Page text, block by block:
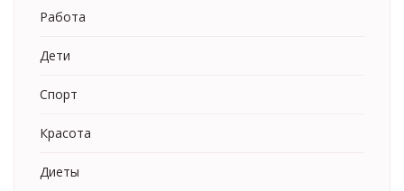
Работа
Дети
Спорт
Красота
Диеты